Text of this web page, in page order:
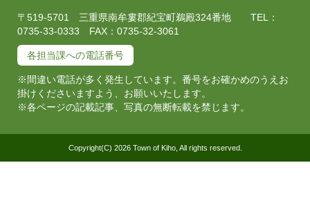
〒519-5701 三重県南牟婁郡紀宝町鵜殿324番地 TEL：
0735-33-0333 FAX：0735-32-3061
各担当課への電話番号
※間違い電話が多く発生しています。番号をお確かめのうえお
掛けくださいますよう、お願いいたします。
※各ページの記載記事、写真の無断転載を禁じます。
Copyright(C) 2026 Town of Kiho, All rights reserved.